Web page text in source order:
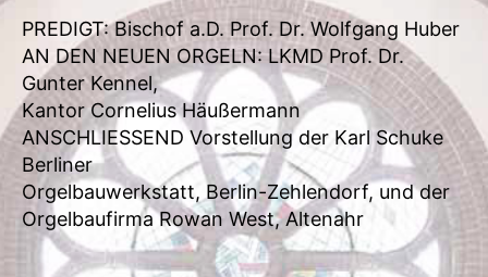
PREDIGT: Bischof a.D. Prof. Dr. Wolfgang Huber
AN DEN NEUEN ORGELN: LKMD Prof. Dr.
Gunter Kennel,
Kantor Cornelius Häußermann
ANSCHLIESSEND Vorstellung der Karl Schuke
Berliner
Orgelbauwerkstatt, Berlin-Zehlendorf, und der
Orgelbaufirma Rowan West, Altenahr